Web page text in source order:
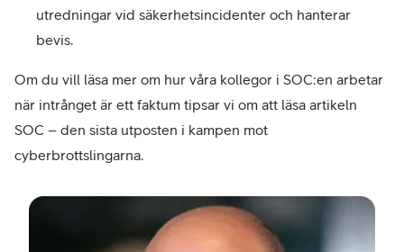
utredningar vid säkerhetsincidenter och hanterar
bevis.
Om du vill läsa mer om hur våra kollegor i SOC:en arbetar
när intrånget är ett faktum tipsar vi om att läsa artikeln
SOC – den sista utposten i kampen mot
cyberbrottslingarna.
–